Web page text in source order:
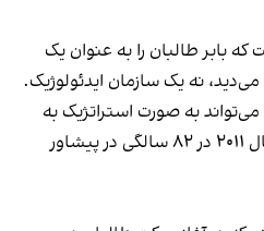
بابر طالبان را به عنوان یک
نه یک سازمان ایدئولوژیک.
به صورت استراتژیک به
نفع پاکستان باشد. بابر در سال ۲۰۱۱ در ۸۲ سالگی در پیشاور